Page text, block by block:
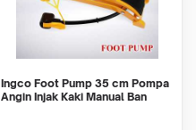
Ingco Foot Pump 35 cm Pompa
Angin Injak Kaki Manual Ban